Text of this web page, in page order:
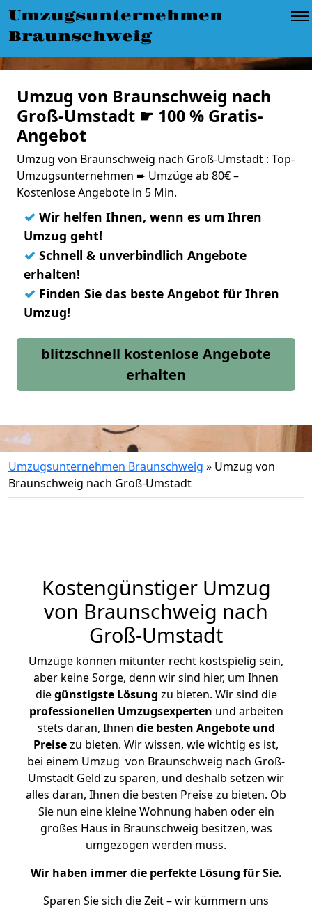
Umzugsunternehmen
Braunschweig
Umzug von Braunschweig nach
Groß-Umstadt ☛ 100 % Gratis-
Angebot
Umzug von Braunschweig nach Groß-Umstadt : Top-
Umzugsunternehmen ➨ Umzüge ab 80€ –
Kostenlose Angebote in 5 Min.
✓ Wir helfen Ihnen, wenn es um Ihren
Umzug geht!
✓ Schnell & unverbindlich Angebote
erhalten!
✓ Finden Sie das beste Angebot für Ihren
Umzug!
blitzschnell kostenlose Angebote
erhalten
Umzugsunternehmen Braunschweig » Umzug von
Braunschweig nach Groß-Umstadt
Kostengünstiger Umzug
von Braunschweig nach
Groß-Umstadt
Umzüge können mitunter recht kostspielig sein,
aber keine Sorge, denn wir sind hier, um Ihnen
diegünstigste Lösung zu bieten. Wir sind die
professionellen Umzugsexperten und arbeiten
stets daran, Ihnen die besten Angebote und
Preisezu bieten. Wir wissen, wie wichtig es ist,
bei einem Umzug von Braunschweig nach Groß-
Umstadt Geld zu sparen, und deshalb setzen wir
alles daran, Ihnen die besten Preise zu bieten. Ob
Sie nun eine kleine Wohnung haben oder ein
großes Haus in Braunschweig besitzen, was
umgezogen werden muss.
Wir haben immer die perfekte Lösung für Sie.
Sparen Sie sich die Zeit – wir kümmern uns